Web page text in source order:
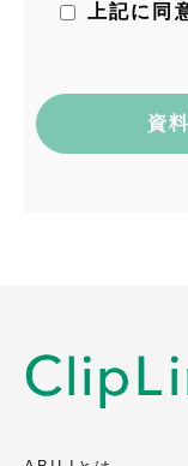
ClipLine株
〒101-0035
15 グラン
電話：03-
得、利用い
よります）
当社サービ
上記に同